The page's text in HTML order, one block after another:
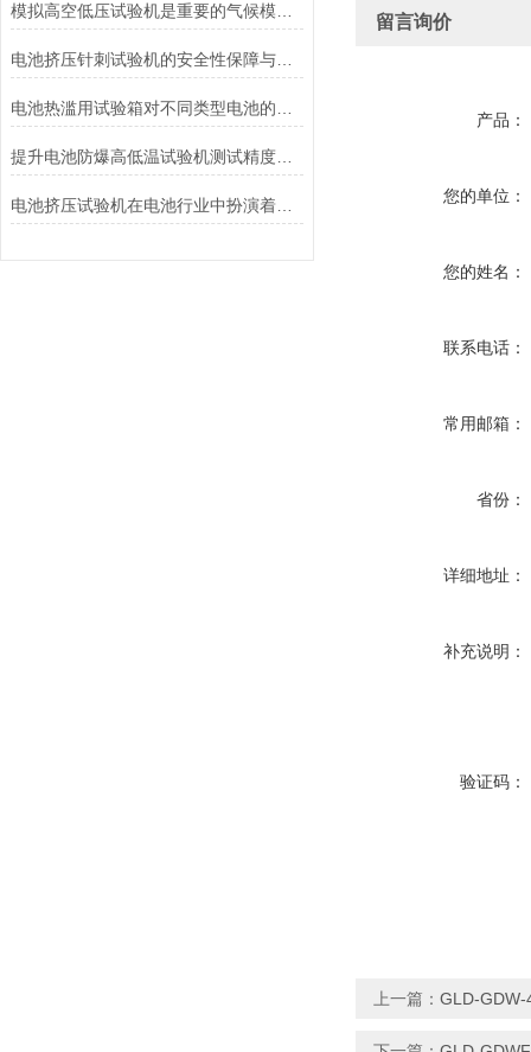
模拟高空低压试验机是重要的气候模拟设备
电池挤压针刺试验机的安全性保障与风险控制介绍
提升电池防爆高低温试验机测试精度的技巧
留言询价
产品：
您的单位：
您的姓名：
联系电话：
常用邮箱：
省份：
详细地址：
补充说明：
验证码：
上一篇： GLD-GDW-